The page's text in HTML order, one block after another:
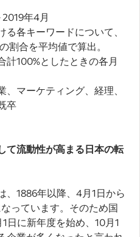
年4月
各キーワードについて、
割合を平均値で算出。
計100%としたときの各月
マーケティング、経理、
卒
て流動性が高まる日本の転
、1886年以降、4月1日から
っています。そのため国
日に新年度を始め、10月1